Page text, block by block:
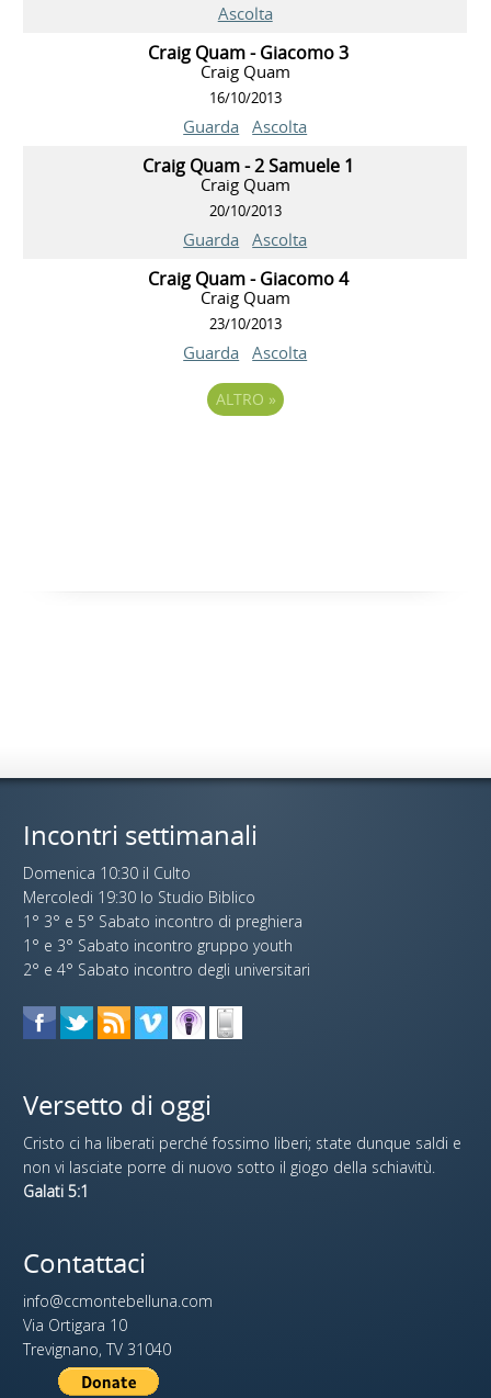
Ascolta
Craig Quam - Giacomo 3
Craig Quam
16/10/2013
Guarda Ascolta
Craig Quam - 2 Samuele 1
Craig Quam
20/10/2013
Guarda Ascolta
Craig Quam - Giacomo 4
Craig Quam
23/10/2013
Guarda Ascolta
ALTRO »
Incontri settimanali
Domenica 10:30 il Culto
Mercoledi 19:30 lo Studio Biblico
1° 3° e 5° Sabato incontro di preghiera
1° e 3° Sabato incontro gruppo youth
2° e 4° Sabato incontro degli universitari
Versetto di oggi
Cristo ci ha liberati perché fossimo liberi; state dunque saldi e
non vi lasciate porre di nuovo sotto il giogo della schiavitù.
Galati 5:1
Contattaci
info@ccmontebelluna.com
Via Ortigara 10
Trevignano, TV 31040